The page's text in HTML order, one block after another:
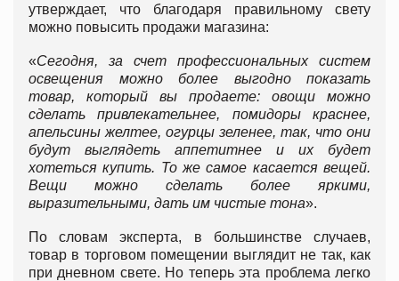
утверждает, что благодаря правильному свету
можно повысить продажи магазина:
«Сегодня, за счет профессиональных систем
освещения можно более выгодно показать
товар, который вы продаете: овощи можно
сделать привлекательнее, помидоры краснее,
апельсины желтее, огурцы зеленее, так, что они
будут выглядеть аппетитнее и их будет
хотеться купить. То же самое касается вещей.
Вещи можно сделать более яркими,
выразительными, дать им чистые тона».
По словам эксперта, в большинстве случаев,
товар в торговом помещении выглядит не так, как
при дневном свете. Но теперь эта проблема легко